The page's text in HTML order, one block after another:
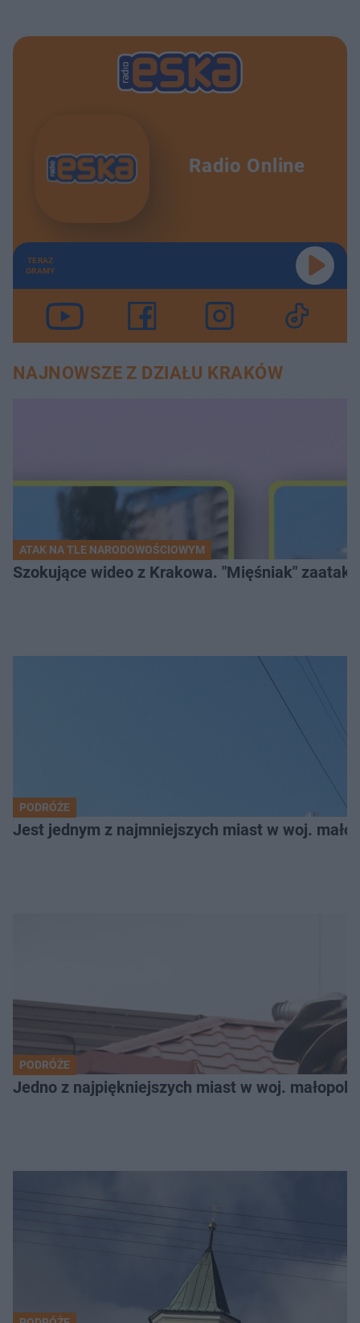
Radio Online
TERAZ
GRAMY
NAJNOWSZE Z DZIAŁU KRAKÓW
ATAK NA TLE NARODOWOŚCIOWYM
Szokujące wideo z Krakowa. "Mięśniak"
PODRÓŻE
Jest jednym z najmniejszych miast w woj.
PODRÓŻE
Jedno z najpiękniejszych miast w woj.